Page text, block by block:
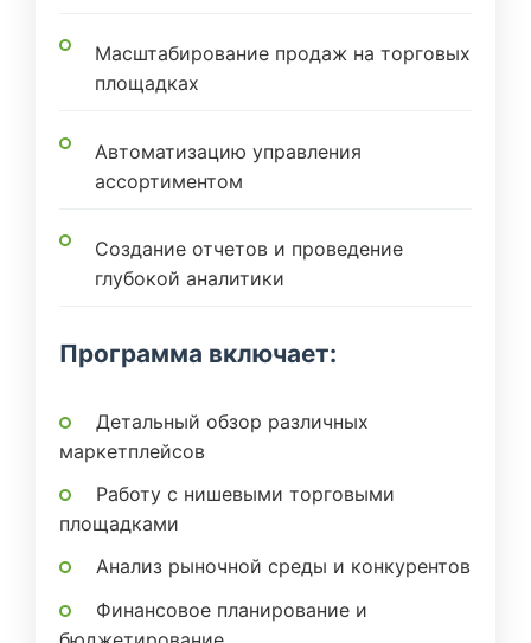
Масштабирование продаж на торговых
площадках
Автоматизацию управления
ассортиментом
Создание отчетов и проведение
глубокой аналитики
Программа включает:
Детальный обзор различных
маркетплейсов
Работу с нишевыми торговыми
площадками
Анализ рыночной среды и конкурентов
Финансовое планирование и